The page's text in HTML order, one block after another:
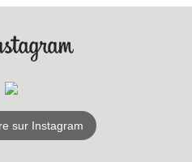
sur Instagram